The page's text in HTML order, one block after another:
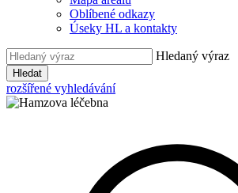
Oblíbené odkazy
Úseky HL a kontakty
Hledaný výraz
Hledat
rozšířené vyhledávání